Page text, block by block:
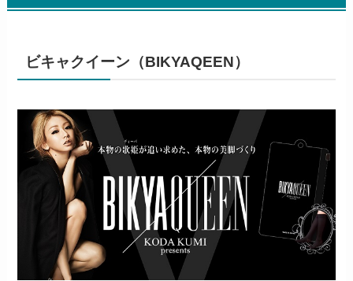
ビキャクイーン（BIKYAQEEN）